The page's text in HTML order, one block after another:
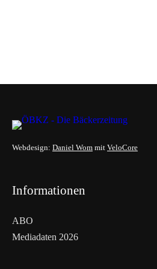
Webdesign: Daniel Wom mit VeloCore
Informationen
ABO
Mediadaten 2026